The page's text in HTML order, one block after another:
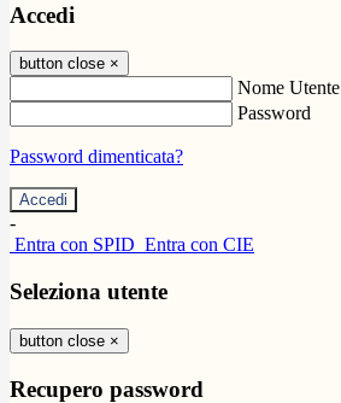
Accedi
button close ×
Nome Utente
Password
Password dimenticata?
-
Entra con SPID Entra con CIE
Seleziona utente
button close ×
Recupero password